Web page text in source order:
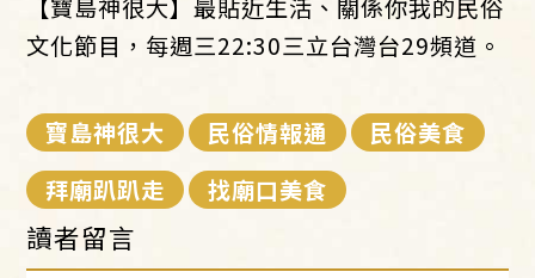
【寶島神很大】最貼近生活、關係你我的民俗
文化節目，每週三22:30三立台灣台29頻道。
寶島神很大 民俗情報通
民俗美食
拜廟趴趴走
找廟口美食
讀者留言